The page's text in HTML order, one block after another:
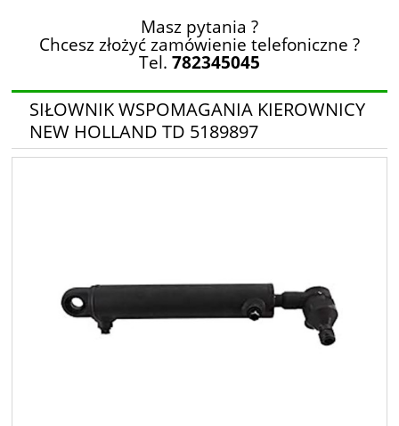
Masz pytania ?
Chcesz złożyć zamówienie telefoniczne ?
Tel. 782345045
SIŁOWNIK WSPOMAGANIA KIEROWNICY
NEW HOLLAND TD 5189897